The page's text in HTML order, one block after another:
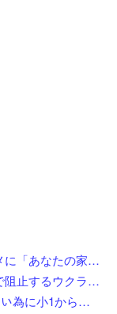
家購入に「ダメダメ！」と猛反対するトメに「あなたの家じゃありません」と言い放った結果→激怒したトメが自ら〇〇を口にして最高の展開へｗｗｗｗｗｗ
【動画】ロシア軍の燃料輸送をドローンで阻止するウクライナ。
【衝撃】Z世代さん「子供を陰ｷｬにさせない為に小1から髪を金髪に染めさせてる」←これ効果あると思う？？？？？？